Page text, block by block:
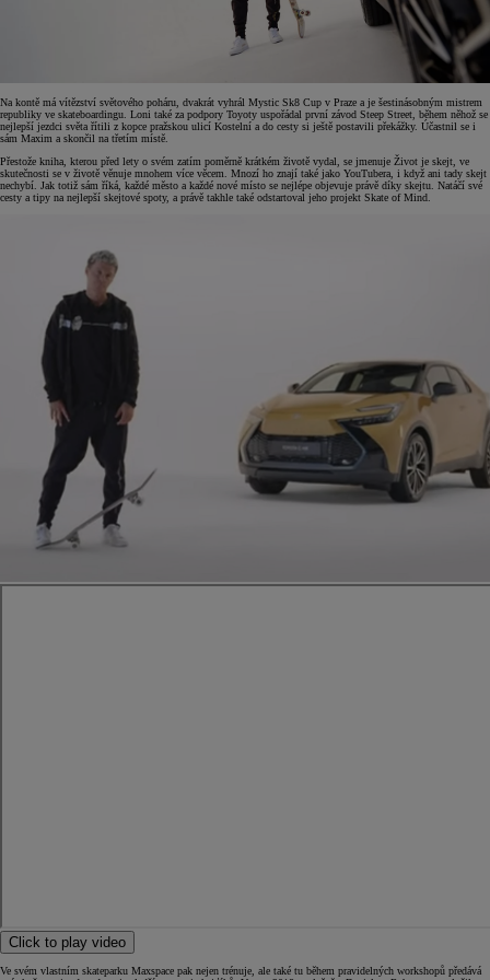
Na kontě má vítězství světového poháru, dvakrát vyhrál Mystic Sk8 Cup v Praze a je šestinásobným mistrem
republiky ve skateboardingu. Loni také za podpory Toyoty uspořádal první závod Steep Street, během něhož se
nejlepší jezdci světa řítili z kopce pražskou ulicí Kostelní a do cesty si ještě postavili překážky. Účastnil se i
sám Maxim a skončil na třetím místě.
Přestože kniha, kterou před lety o svém zatím poměrně krátkém životě vydal, se jmenuje Život je skejt, ve
skutečnosti se v životě věnuje mnohem více věcem. Mnozí ho znají také jako YouTubera, i když ani tady skejt
nechybí. Jak totiž sám říká, každé město a každé nové místo se nejlépe objevuje právě díky skejtu. Natáčí své
cesty a tipy na nejlepší skejtové spoty, a právě takhle také odstartoval jeho projekt Skate of Mind.
Click to play video
Ve svém vlastním skateparku Maxspace pak nejen trénuje, ale také tu během pravidelných workshopů předává